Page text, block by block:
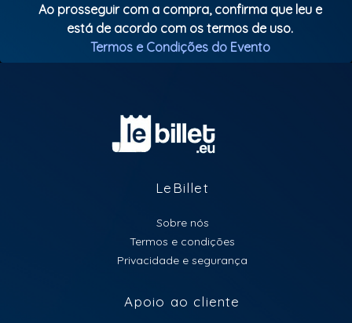
Ao prosseguir com a compra, confirma que leu e
está de acordo com os termos de uso.
Termos e Condições do Evento
LeBillet
Sobre nós
Termos e condições
Privacidade e segurança
Apoio ao cliente